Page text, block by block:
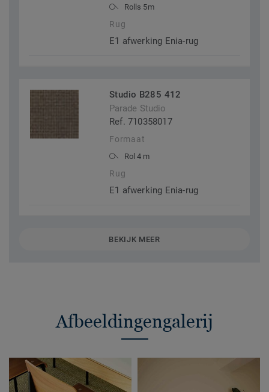
Rolls 5m
Rug
E1 afwerking Enia-rug
Studio B285 412
Parade Studio
Ref. 710358017
Formaat
Rol 4 m
Rug
E1 afwerking Enia-rug
BEKIJK MEER
Afbeeldingengalerij